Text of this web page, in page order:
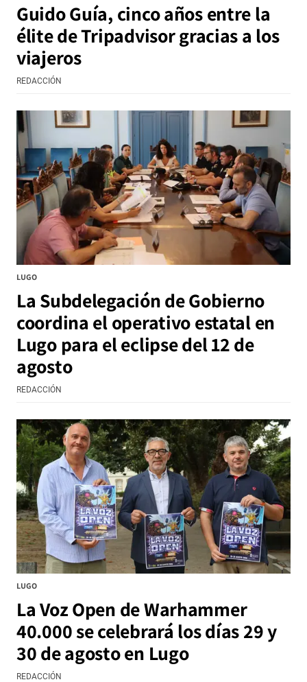
Guido Guía, cinco años entre la
élite de Tripadvisor gracias a los
viajeros
REDACCIÓN
LUGO
La Subdelegación de Gobierno
coordina el operativo estatal en
Lugo para el eclipse del 12 de
agosto
REDACCIÓN
LUGO
La Voz Open de Warhammer
40.000 se celebrará los días 29 y
30 de agosto en Lugo
REDACCIÓN